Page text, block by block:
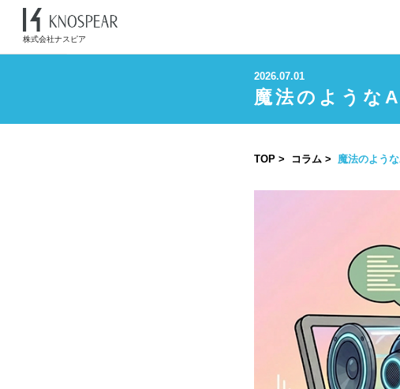
株式会社ナスピア
2026.07.01
魔法のような
TOP コラム 魔法のよう